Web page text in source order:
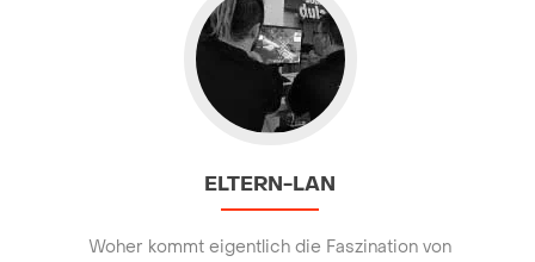
ELTERN-LAN
Woher kommt eigentlich die Faszination von